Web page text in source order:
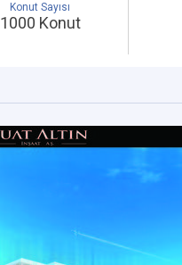
Konut Sayısı
1000 Konut